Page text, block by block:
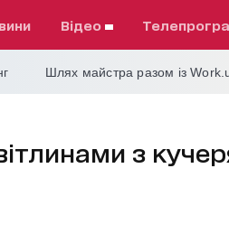
відео
Шлях майстра разом із
з